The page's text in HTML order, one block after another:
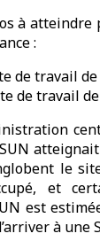
à atteindre
:
de travail de
de travail de
le
et
est
à une